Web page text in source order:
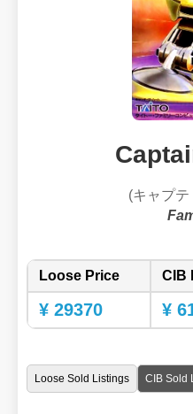
(キャプ
Loose Price CIB
¥ 29370 ¥
Loose Sold Listings CIB Sold